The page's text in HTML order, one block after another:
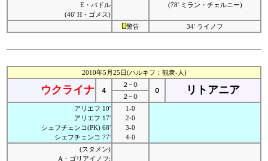
E・バドル
(46' H・ゴメス)
(78' ミラン・チェルニー)
警告 34' ライノフ
2010年5月25日(ハルキフ：観衆-人)
ウクライナ ４
２−０
０
リトアニア
２−０
アリエフ 10'
アリエフ 17'
シェフチェンコ(PK) 68'
シェフチェンコ 77'
1-0
2-0
3-0
4-0
(スタメン)
A・ゴリアイノフ;